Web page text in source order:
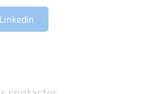
Linkedin